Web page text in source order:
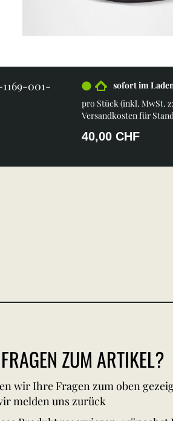
001-
sofort im
pro Stück (inkl. MwSt.
Versandkosten für
40,00 CHF
ZUM ARTIKEL?
wir Ihre Fragen zum oben
melden uns zurück